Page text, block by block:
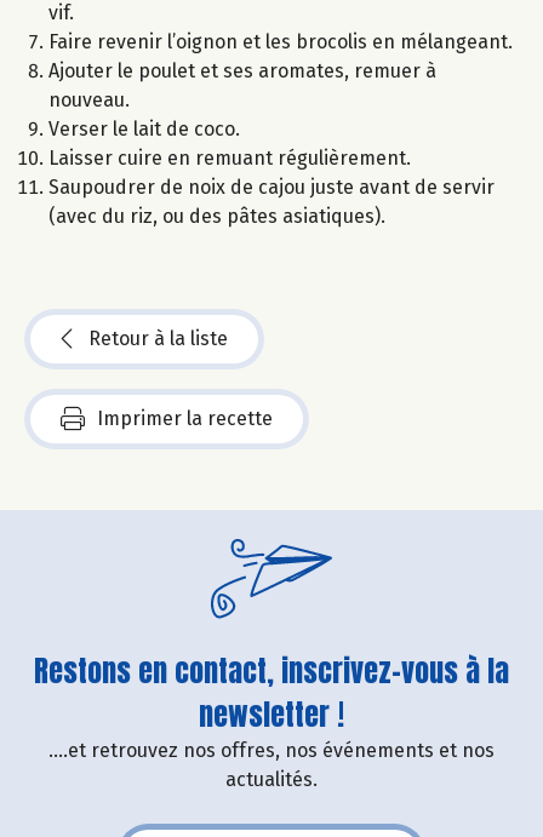
vif.
Faire revenir l’oignon et les brocolis en mélangeant.
Ajouter le poulet et ses aromates, remuer à
nouveau.
Verser le lait de coco.
Laisser cuire en remuant régulièrement.
Saupoudrer de noix de cajou juste avant de servir
(avec du riz, ou des pâtes asiatiques).
Retour à la liste
Imprimer la recette
Restons en contact, inscrivez-vous à la
newsletter !
....et retrouvez nos offres, nos événements et nos
actualités.